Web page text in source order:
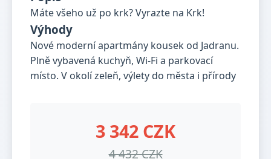
Máte všeho už po krk? Vyrazte na Krk!
Výhody
Nové moderní apartmány kousek od Jadranu.
Plně vybavená kuchyň, Wi-Fi a parkovací
místo. V okolí zeleň, výlety do města i přírody
3 342 CZK
4 432 CZK